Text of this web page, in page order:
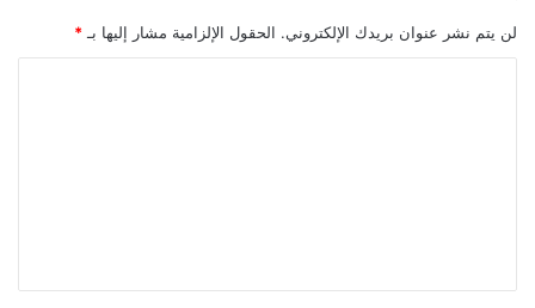
لن يتم نشر عنوان بريدك الإلكتروني. الحقول الإلزامية مشار إليها بـ *
ق